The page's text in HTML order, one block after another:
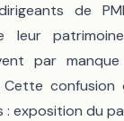
de
leur
par
Cette
exposition du